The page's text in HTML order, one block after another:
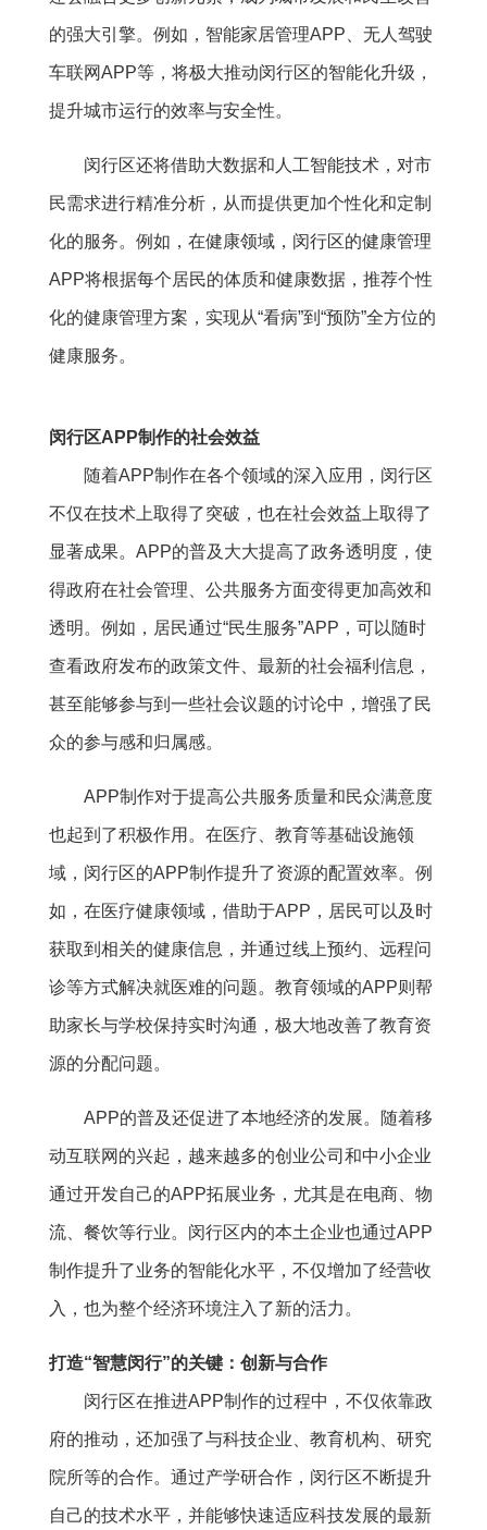
的强大引擎。例如，智能家居管理APP、无人驾驶
车联网APP等，将极大推动闵行区的智能化升级，
提升城市运行的效率与安全性。
闵行区还将借助大数据和人工智能技术，对市
民需求进行精准分析，从而提供更加个性化和定制
化的服务。例如，在健康领域，闵行区的健康管理
APP将根据每个居民的体质和健康数据，推荐个性
化的健康管理方案，实现从“看病”到“预防”全方位的
健康服务。
闵行区APP制作的社会效益
随着APP制作在各个领域的深入应用，闵行区
不仅在技术上取得了突破，也在社会效益上取得了
显著成果。APP的普及大大提高了政务透明度，使
得政府在社会管理、公共服务方面变得更加高效和
透明。例如，居民通过“民生服务”APP，可以随时
查看政府发布的政策文件、最新的社会福利信息，
甚至能够参与到一些社会议题的讨论中，增强了民
众的参与感和归属感。
APP制作对于提高公共服务质量和民众满意度
也起到了积极作用。在医疗、教育等基础设施领
域，闵行区的APP制作提升了资源的配置效率。例
如，在医疗健康领域，借助于APP，居民可以及时
获取到相关的健康信息，并通过线上预约、远程问
诊等方式解决就医难的问题。教育领域的APP则帮
助家长与学校保持实时沟通，极大地改善了教育资
源的分配问题。
APP的普及还促进了本地经济的发展。随着移
动互联网的兴起，越来越多的创业公司和中小企业
通过开发自己的APP拓展业务，尤其是在电商、物
流、餐饮等行业。闵行区内的本土企业也通过APP
制作提升了业务的智能化水平，不仅增加了经营收
入，也为整个经济环境注入了新的活力。
打造“智慧闵行”的关键：创新与合作
闵行区在推进APP制作的过程中，不仅依靠政
府的推动，还加强了与科技企业、教育机构、研究
院所等的合作。通过产学研合作，闵行区不断提升
自己的技术水平，并能够快速适应科技发展的最新